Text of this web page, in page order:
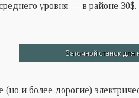
уровня — в районе 30$.
Заточной станок для
и более дорогие)